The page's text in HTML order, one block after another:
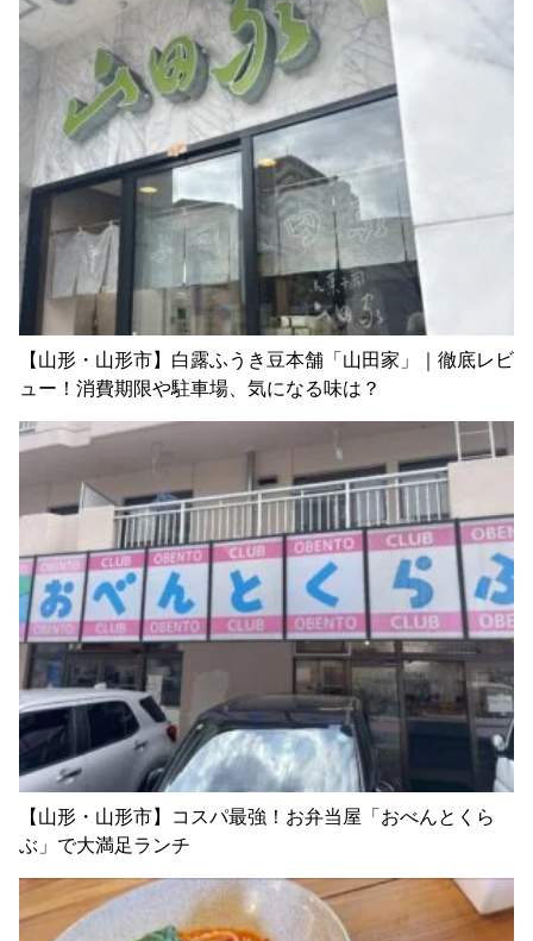
【山形・山形市】白露ふうき豆本舗「山田家」｜徹底レビ
ュー！消費期限や駐車場、気になる味は？
【山形・山形市】コスパ最強！お弁当屋「おべんとくら
ぶ」で大満足ランチ